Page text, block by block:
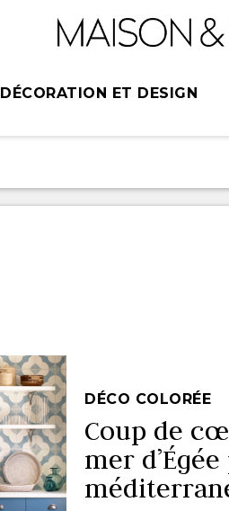
DÉCORATION ET DESIGN
DÉCO COLORÉE
Coup de
mer